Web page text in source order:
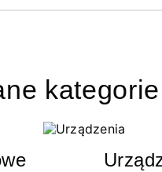
kategorie